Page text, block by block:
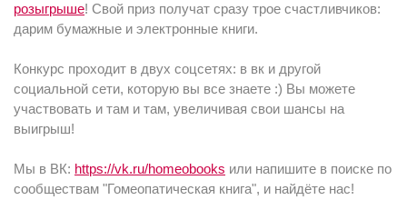
розыгрыше! Свой приз получат сразу трое счастливчиков:
дарим бумажные и электронные книги.
Конкурс проходит в двух соцсетях: в вк и другой
социальной сети, которую вы все знаете :) Вы можете
участвовать и там и там, увеличивая свои шансы на
выигрыш!
Мы в ВК: https://vk.ru/homeobooks или напишите в поиске по
сообществам "Гомеопатическая книга", и найдёте нас!